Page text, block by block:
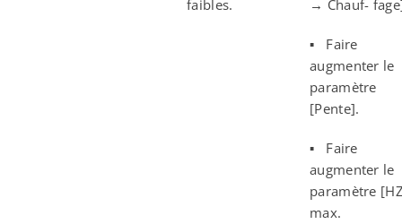
faibles. → Chauf-
▪ Faire
augmenter le
paramètre
[Pente].
▪ Faire
augmenter le
paramètre
max.